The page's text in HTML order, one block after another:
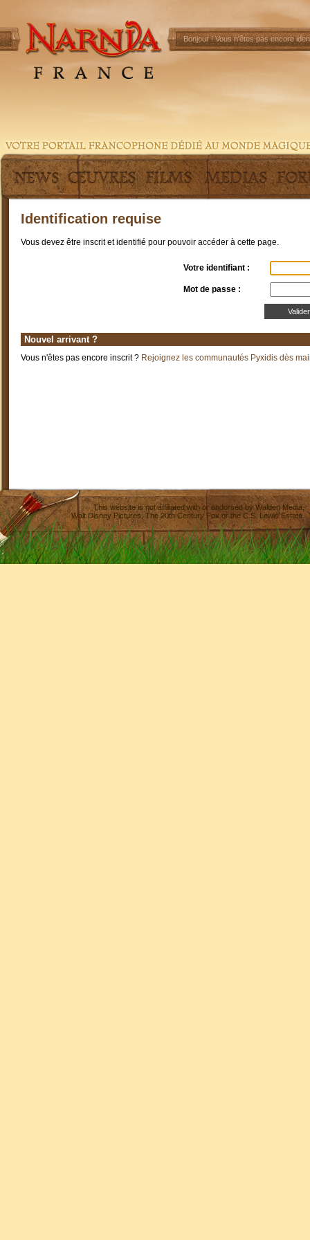
Bonjour !Vous n'êtes pas encore
Identification requise
Vous devez être inscrit et identifié pour pouvoir accéder à cette page.
Votre identifiant :
Mot de passe :
Nouvel arrivant ?
Vous n'êtes pas encore inscrit ? Rejoignez les communautés Pyxidis dès
This website is not affiliated with or endorsed byWalden Media
Walt Disney Pictures,The 20th Century Fox or the C.S. Lewis Estate.